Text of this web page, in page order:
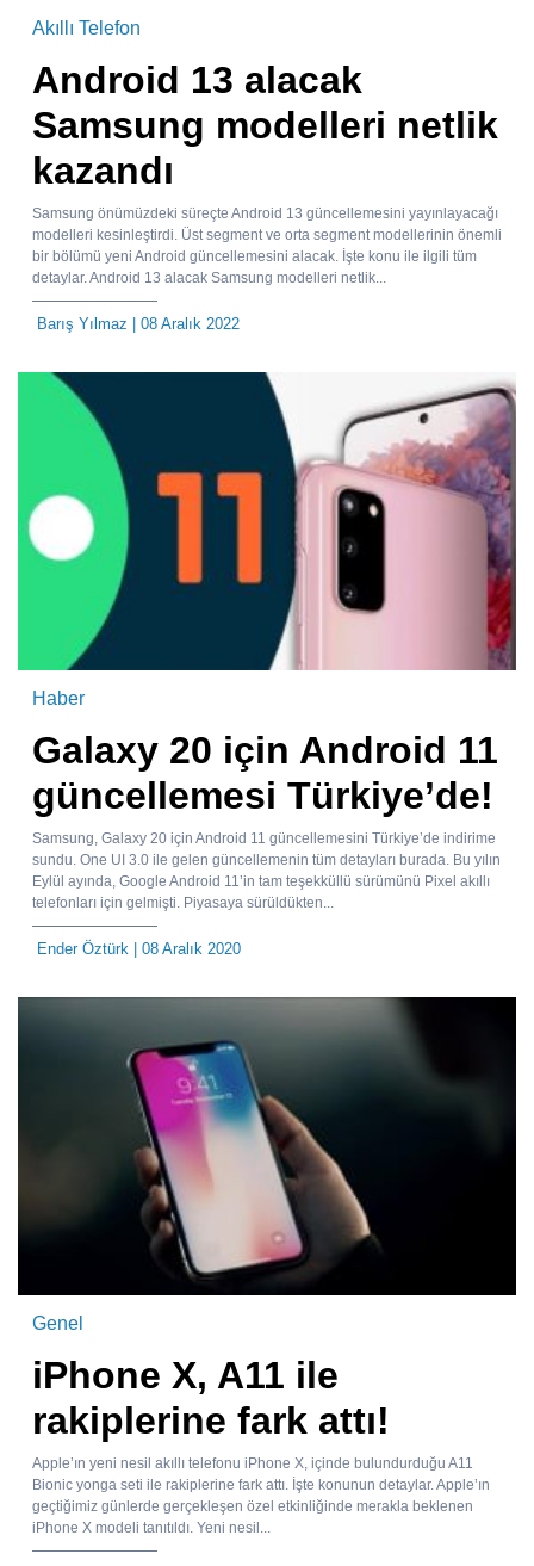
Akıllı Telefon
Android 13 alacak
Samsung modelleri netlik
kazandı
Samsung önümüzdeki süreçte Android 13 güncellemesini yayınlayacağı
modelleri kesinleştirdi. Üst segment ve orta segment modellerinin önemli
bir bölümü yeni Android güncellemesini alacak. İşte konu ile ilgili tüm
detaylar. Android 13 alacak Samsung modelleri netlik...
Barış Yılmaz | 08 Aralık 2022
Haber
Galaxy 20 için Android 11
güncellemesi Türkiye’de!
Samsung, Galaxy 20 için Android 11 güncellemesini Türkiye’de indirime
sundu. One UI 3.0 ile gelen güncellemenin tüm detayları burada. Bu yılın
Eylül ayında, Google Android 11’in tam teşekküllü sürümünü Pixel akıllı
telefonları için gelmişti. Piyasaya sürüldükten...
Ender Öztürk | 08 Aralık 2020
Genel
iPhone X, A11 ile
rakiplerine fark attı!
Apple’ın yeni nesil akıllı telefonu iPhone X, içinde bulundurduğu A11
Bionic yonga seti ile rakiplerine fark attı. İşte konunun detaylar. Apple’ın
geçtiğimiz günlerde gerçekleşen özel etkinliğinde merakla beklenen
iPhone X modeli tanıtıldı. Yeni nesil...